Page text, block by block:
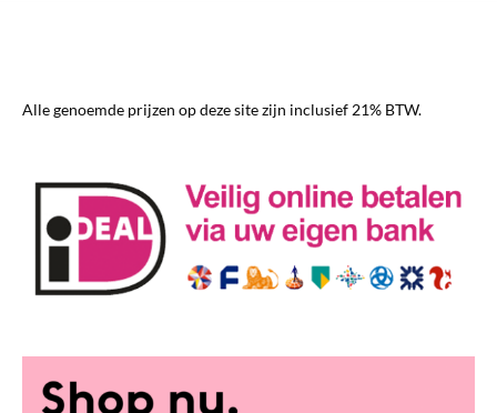
Alle genoemde prijzen op deze site zijn inclusief 21% BTW.